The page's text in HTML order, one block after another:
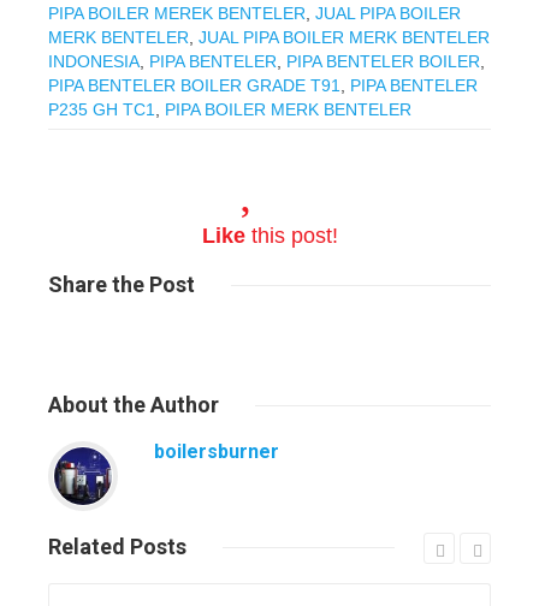
PIPA BOILER MEREK BENTELER JUAL PIPA BOILER
MERK BENTELER JUAL PIPA BOILER MERK BENTELER
INDONESIA PIPA BENTELER PIPA BENTELER BOILER
PIPA BENTELER BOILER GRADE T91
PIPA BENTELER
P235 GH TC1
PIPA BOILER MERK BENTELER
Likethis post!
Sharethe Post
About the Author
boilersburner
Related Posts